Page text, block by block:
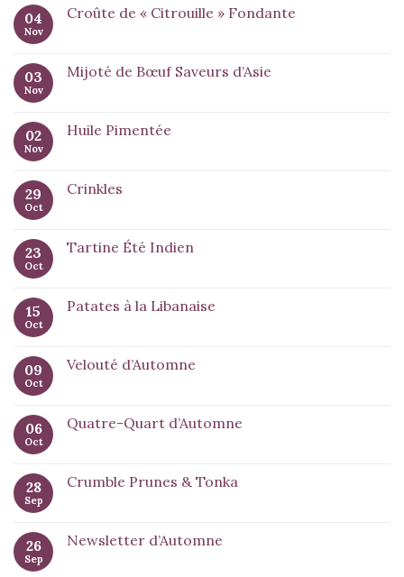
04
Nov
Croûte de « Citrouille » Fondante
03
Nov
Mijoté de Bœuf Saveurs d’Asie
02
Nov
Huile Pimentée
29
Oct
Crinkles
23
Oct
Tartine Été Indien
15
Oct
Patates à la Libanaise
09
Oct
Velouté d’Automne
06
Oct
Quatre-Quart d’Automne
28
Sep
Crumble Prunes & Tonka
26
Sep
Newsletter d’Automne